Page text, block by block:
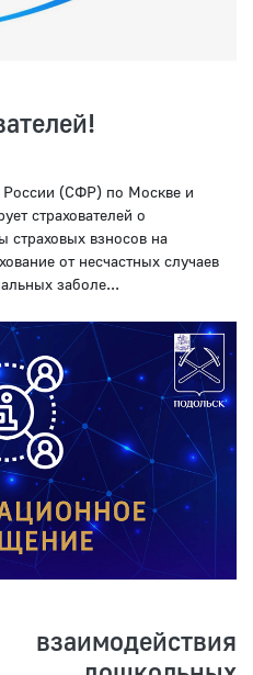
России (СФР) по Москве и
страхователей о
взносов на
от несчастных случаев
заболе...